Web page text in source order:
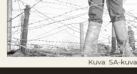
Kuva: SA-kuva.